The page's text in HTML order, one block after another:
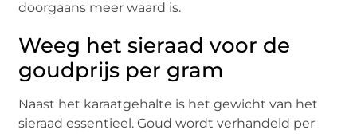
doorgaans meer waard is.
Weeg het sieraad voor de
goudprijs per gram
Naast het karaatgehalte is het gewicht van het
sieraad essentieel. Goud wordt verhandeld per